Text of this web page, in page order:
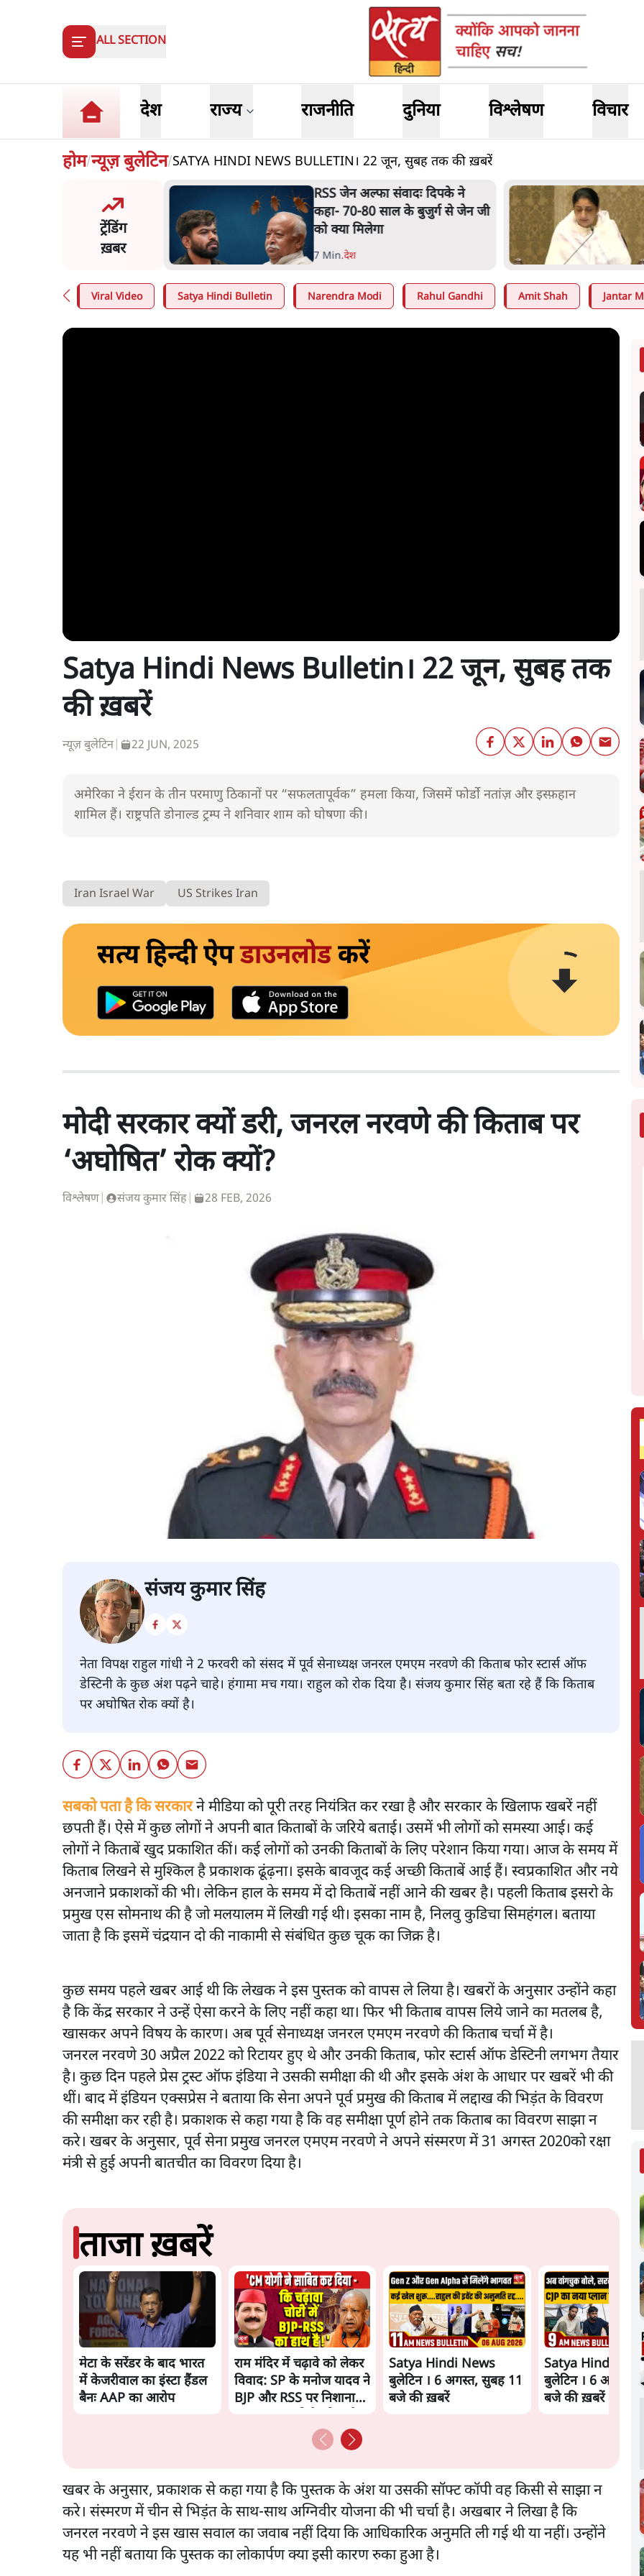
ALL SECTION
देश राज्य राजनीति दुनिया विश्लेषण विचार
होम/न्यूज़ बुलेटिन/SATYA HINDI NEWS BULLETIN। 22 जून, सुबह तक की ख़बरें
ट्रेंडिंग
ख़बर
आप के पीएम आवास
RSS जेन अल्फा संवादः दिपके ने
कहा- 70-80 साल के बुजुर्ग से जेन जी
को क्या मिलेगा
7 Min.देश
Viral Video Satya Hindi Bulletin Narendra Modi Rahul Gandhi Amit Shah Jantar
Satya Hindi News Bulletin। 22 जून, सुबह तक
की ख़बरें
न्यूज़ बुलेटिन| 22 JUN, 2025
अमेरिका ने ईरान के तीन परमाणु ठिकानों पर “सफलतापूर्वक” हमला किया, जिसमें फोर्डो नतांज़ और इस्फ़हान
शामिल हैं। राष्ट्रपति डोनाल्ड ट्रम्प ने शनिवार शाम को घोषणा की।
Iran Israel War US Strikes Iran
सत्य हिन्दी ऐपडाउनलोडकरें
मोदी सरकार क्यों डरी, जनरल नरवणे की किताब पर
‘अघोषित’ रोक क्यों?
विश्लेषण संजय कुमार सिंह 28 FEB, 2026
संजय कुमार सिंह
नेता विपक्ष राहुल गांधी ने 2 फरवरी को संसद में पूर्व सेनाध्यक्ष जनरल एमएम नरवणे की किताब फोर स्टार्स ऑफ
डेस्टिनी के कुछ अंश पढ़ने चाहे। हंगामा मच गया। राहुल को रोक दिया है। संजय कुमार सिंह बता रहे हैं कि किताब
पर अघोषित रोक क्यों है।
सबको पता है कि सरकारने मीडिया को पूरी तरह नियंत्रित कर रखा है और सरकार के खिलाफ खबरें नहीं
छपती हैं। ऐसे में कुछ लोगों ने अपनी बात किताबों के जरिये बताई। उसमें भी लोगों को समस्या आई। कई
लोगों ने किताबें खुद प्रकाशित कीं। कई लोगों को उनकी किताबों के लिए परेशान किया गया। आज के समय में
किताब लिखने से मुश्किल है प्रकाशक ढूंढ़ना। इसके बावजूद कई अच्छी किताबें आई हैं। स्वप्रकाशित और नये
अनजाने प्रकाशकों की भी। लेकिन हाल के समय में दो किताबें नहीं आने की खबर है। पहली किताब इसरो के
प्रमुख एस सोमनाथ की है जो मलयालम में लिखी गई थी। इसका नाम है, निलवु कुडिचा सिमहंगल। बताया
जाता है कि इसमें चंद्रयान दो की नाकामी से संबंधित कुछ चूक का जिक्र है।
कुछ समय पहले खबर आई थी कि लेखक ने इस पुस्तक को वापस ले लिया है। खबरों के अनुसार उन्होंने कहा
है कि केंद्र सरकार ने उन्हें ऐसा करने के लिए नहीं कहा था। फिर भी किताब वापस लिये जाने का मतलब है,
खासकर अपने विषय के कारण। अब पूर्व सेनाध्यक्ष जनरल एमएम नरवणे की किताब चर्चा में है।
जनरल नरवणे 30 अप्रैल 2022 को रिटायर हुए थे और उनकी किताब, फोर स्टार्स ऑफ डेस्टिनी लगभग तैयार
है। कुछ दिन पहले प्रेस ट्रस्ट ऑफ इंडिया ने उसकी समीक्षा की थी और इसके अंश के आधार पर खबरें भी की
थीं। बाद में इंडियन एक्सप्रेस ने बताया कि सेना अपने पूर्व प्रमुख की किताब में लद्दाख की भिड़ंत के विवरण
की समीक्षा कर रही है। प्रकाशक से कहा गया है कि वह समीक्षा पूर्ण होने तक किताब का विवरण साझा न
करे। खबर के अनुसार, पूर्व सेना प्रमुख जनरल एमएम नरवणे ने अपने संस्मरण में 31 अगस्त 2020को रक्षा
मंत्री से हुई अपनी बातचीत का विवरण दिया है।
ताजा ख़बरें
मेटा के सरेंडर के बाद भारत
में केजरीवाल का इंस्टा हैंडल
बैनः AAP का आरोप
राम मंदिर में चढ़ावे को लेकर
विवाद: SP के मनोज यादव ने
BJP और RSS पर निशाना
Satya Hindi News
बुलेटिन । 6 अगस्त, सुबह 11
बजे की ख़बरें
Satya Hindi
बुलेटिन । 6 अगस्त,
बजे की ख़बरें
खबर के अनुसार, प्रकाशक से कहा गया है कि पुस्तक के अंश या उसकी सॉफ्ट कॉपी वह किसी से साझा न
करे। संस्मरण में चीन से भिड़ंत के साथ-साथ अग्निवीर योजना की भी चर्चा है। अखबार ने लिखा है कि
जनरल नरवणे ने इस खास सवाल का जवाब नहीं दिया कि आधिकारिक अनुमति ली गई थी या नहीं। उन्होंने
यह भी नहीं बताया कि पुस्तक का लोकार्पण क्या इसी कारण रुका हुआ है।